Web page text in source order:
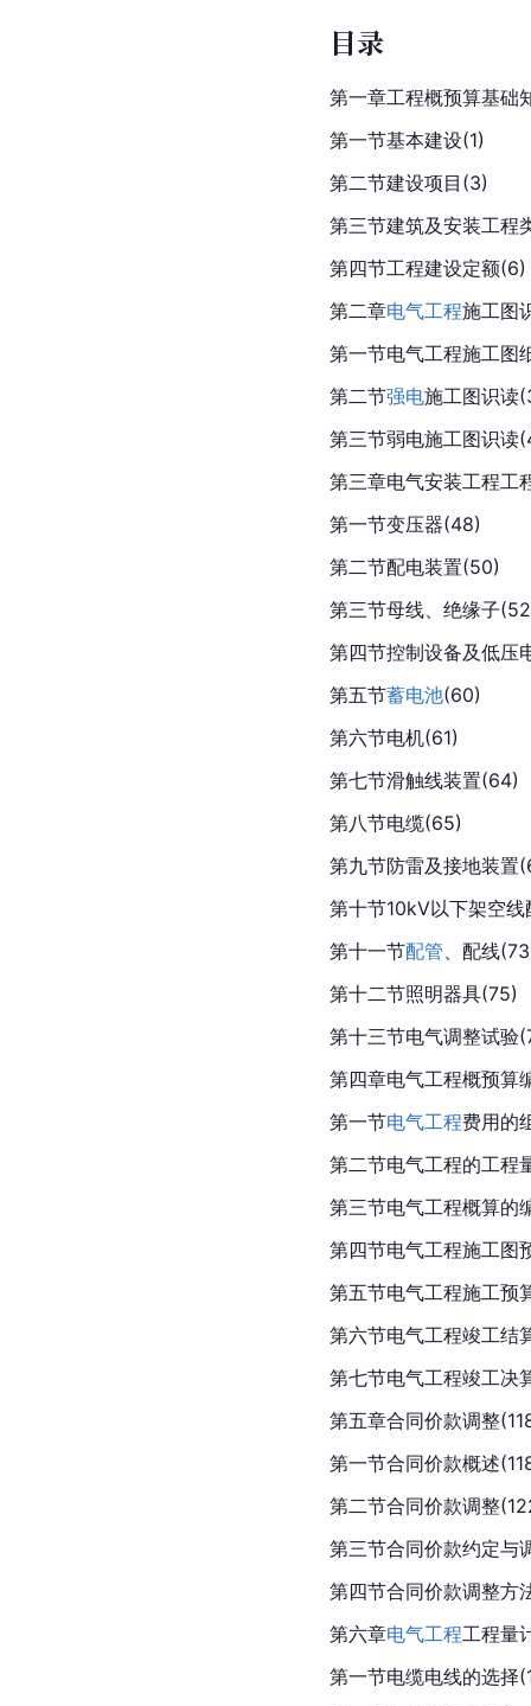
目录
第一章工程概预算基础
第一节基本建设(1)
第二节建设项目(3)
第三节建筑及安装工程
第四节工程建设定额(6)
第二章电气工程施工图
第一节电气工程施工图
第二节强电施工图识读
第三节弱电施工图识读
第三章电气安装工程工
第一节变压器(48)
第二节配电装置(50)
第三节母线、绝缘子
第四节控制设备及低压
第五节蓄电池(60)
第六节电机(61)
第七节滑触线装置(64)
第八节电缆(65)
第九节防雷及接地装置
第十节10kV以下架空
第十一节配管、配线
第十二节照明器具(75)
第十三节电气调整试验
第四章电气工程概预算
第一节电气工程费用的
第二节电气工程的工程
第三节电气工程概算的
第四节电气工程施工图
第五节电气工程施工预
第六节电气工程竣工结
第七节电气工程竣工决
第五章合同价款调整
第一节合同价款概述
第二节合同价款调整
第三节合同价款约定与
第四节合同价款调整方
第六章电气工程工程量
第一节电缆电线的选择